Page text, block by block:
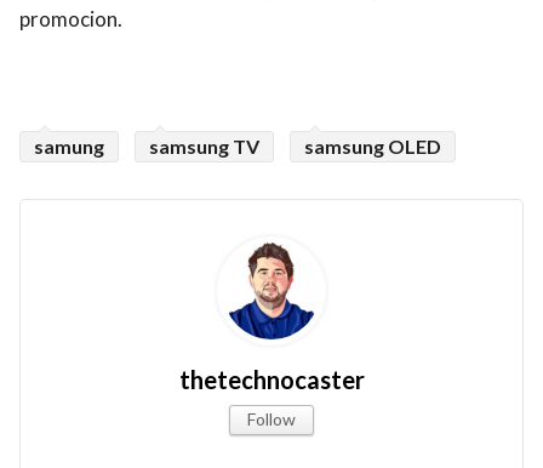
promocion.
samung samsung TV samsung OLED
thetechnocaster
Follow